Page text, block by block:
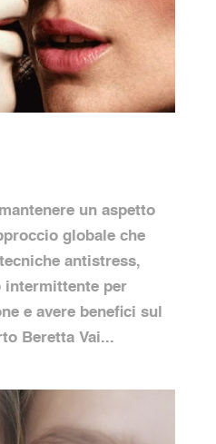
un aspetto
globale che
antistress,
intermittente per
e avere benefici sul
Beretta Vai...